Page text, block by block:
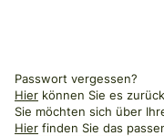
Passwort vergessen?
Hier können Sie es
Sie möchten sich über
Hier finden Sie das